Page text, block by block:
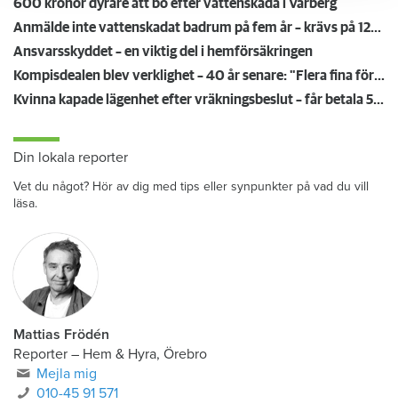
600 kronor dyrare att bo efter vattenskada i Varberg
Anmälde inte vattenskadat badrum på fem år – krävs på 125 000 kronor
Ansvarsskyddet – en viktig del i hemförsäkringen
Kompisdealen blev verklighet – 40 år senare: "Flera fina fördelar med att dela bostad"
Kvinna kapade lägenhet efter vräkningsbeslut – får betala 50 000
Din lokala reporter
Vet du något? Hör av dig med tips eller synpunkter på vad du vill
läsa.
Mattias Frödén
Reporter – Hem & Hyra, Örebro
Mejla mig
010-45 91 571